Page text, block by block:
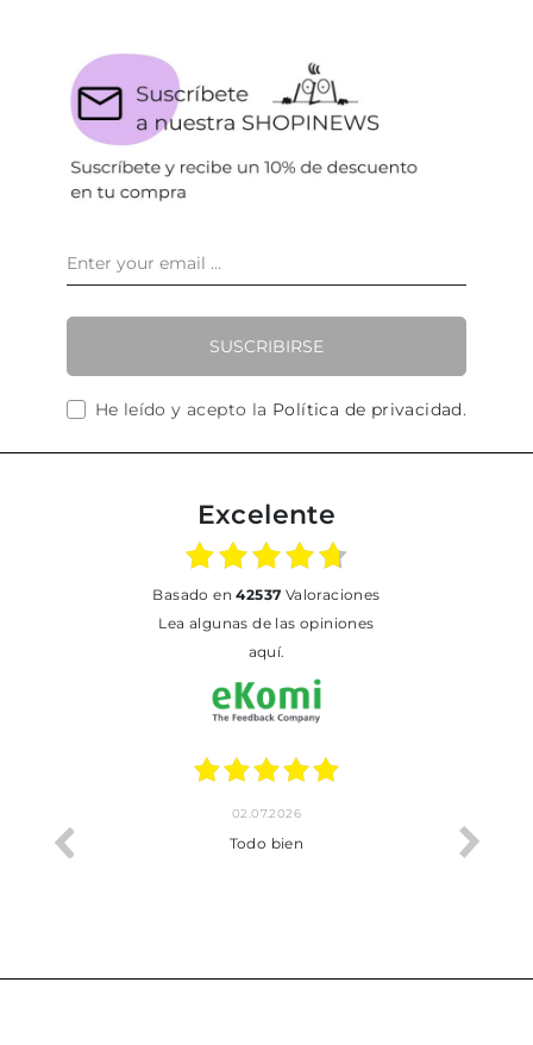
SUSCRIBIRSE
He leído y acepto la Política de privacidad.
Excelente
basado en42537 Valoraciones
Lea algunas de las opiniones
aquí.
02.07.2026
Todo bien